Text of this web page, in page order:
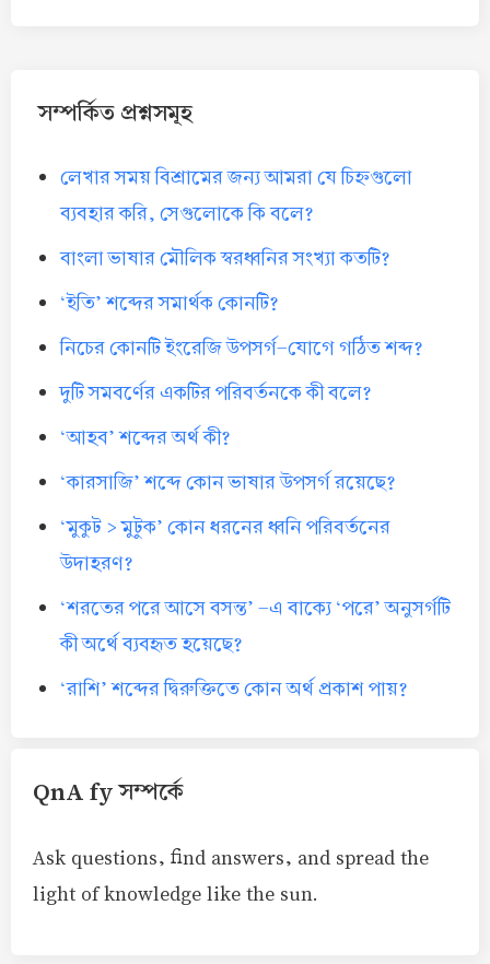
সম্পর্কিত প্রশ্নসমূহ
লেখার সময় বিশ্রামের জন্য আমরা যে চিহ্নগুলো
ব্যবহার করি, সেগুলোকে কি বলে?
বাংলা ভাষার মৌলিক স্বরধ্বনির সংখ্যা কতটি?
‘ইতি’ শব্দের সমার্থক কোনটি?
নিচের কোনটি ইংরেজি উপসর্গ-যোগে গঠিত শব্দ?
দুটি সমবর্ণের একটির পরিবর্তনকে কী বলে?
‘আহব’ শব্দের অর্থ কী?
‘কারসাজি’ শব্দে কোন ভাষার উপসর্গ রয়েছে?
‘মুকুট > মুটুক’ কোন ধরনের ধ্বনি পরিবর্তনের
উদাহরণ?
‘শরতের পরে আসে বসন্ত’ -এ বাক্যে ‘পরে’ অনুসর্গটি
কী অর্থে ব্যবহৃত হয়েছে?
‘রাশি’ শব্দের দ্বিরুক্তিতে কোন অর্থ প্রকাশ পায়?
QnA fy সম্পর্কে
Ask questions, find answers, and spread the
light of knowledge like the sun.